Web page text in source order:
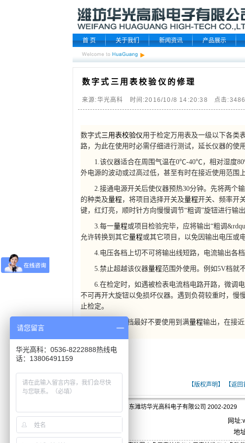
首 页 关于我们 新闻资讯 产品展示
数字式三用表校验仪的修理
来源:华光高科 时间:2016/10/8 14:20:38 点击:
数字式三用表校验仪用于检定万用表及一级以下各类
路，为此在使用时必需仔细进行测试，延长仪器的使用
1.该仪器适合在周围气温在0℃-40℃，相对湿度
外电源的波动或过高过低，甚至有时在接近使用范围
2.接通电源开关后使仪器预热30分钟。先将两个
的种类及量程，将项目选择开关及量程开关、频率开
键，红灯亮，顺时针方向慢慢调节“粗调”旋钮进行输出
3.每一量程或项目检验完毕，应将输出“粗调
允许转换到其它量程或其它项目，以免因输出电压或
4.电压各档上切不可将输出线短路，电流输出各档
5.禁止超越该仪器量程范围外使用。例如5V档就
6.在检定时，如遇被检表电流档电路开路，微调电
不可再开大旋钮以免损坏仪器。遇到负荷较重时，慢
止检定。
7.5A和10A档最好不要使用到满量程输出，在接
【版权声明】 【返回
版权:山东潍坊华光高科电子有限公司 2002-2029
网址:
地
请您留言
华光高科：0536-8222888热线电
话：13806491159